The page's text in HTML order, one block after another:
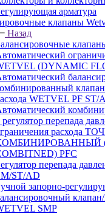
арматура
клапаны
Назад
(DYNAMIC
WETVEL PF ST/
регулятор перепада
расхода
PFC
перепада
ST/AD
запорно-
SMP